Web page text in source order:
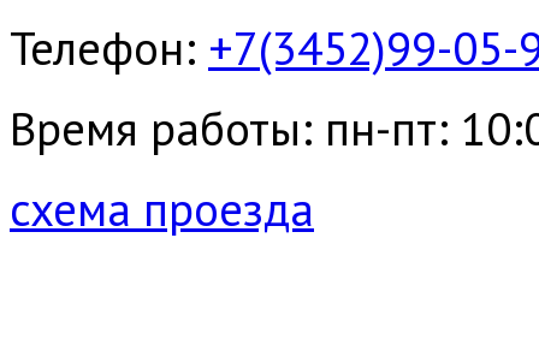
Телефон: +7(3452)99-05-
Время работы: пн-пт:
схема проезда